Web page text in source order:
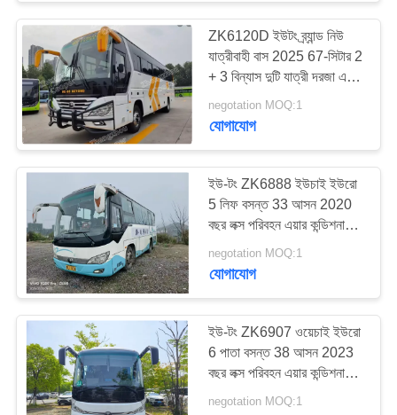
ব্যবহৃত ট্যুর বাস
226
ব্যবহৃত কার্গো ট্রাক
ZK6120D ইউটং ব্র্যান্ড নিউ
যাত্রীবাহী বাস 2025 67-সিটার 2
+ 3 বিন্যাস দুটি যাত্রী দরজা এবং
1 ড্রাইভারের দরজা ডান হাতের
ড্রাইভের বিলাসবহুল বাস
negotation MOQ:1
যোগাযোগ
ইউ-টং ZK6888 ইউচাই ইউরো
5 লিফ বসন্ত 33 আসন 2020
বছর লক্স পরিবহন এয়ার কন্ডিশনার
সহ শাটল বা দীর্ঘ দূরত্বের জন্য
negotation MOQ:1
যোগাযোগ
ইউ-টং ZK6907 ওয়েচাই ইউরো
6 পাতা বসন্ত 38 আসন 2023
বছর লক্স পরিবহন এয়ার কন্ডিশনার
সঙ্গে Shuttle বা দীর্ঘ দূরত্বের
negotation MOQ:1